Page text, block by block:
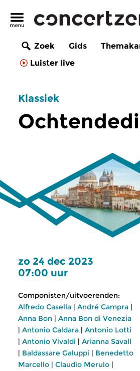
Zoek Gids
Luister live
Klassiek
zo 24 dec 2023
07:00 uur
Componisten/uitvoerenden:
Alfredo Casella | André Campra |
Anna Bon | Anna Bon di Venezia
| Antonio Caldara | Antonio Lotti
| Antonio Vivaldi | Arianna Savall
| Baldassare Galuppi | Benedetto
Marcello | Claudio Merulo |